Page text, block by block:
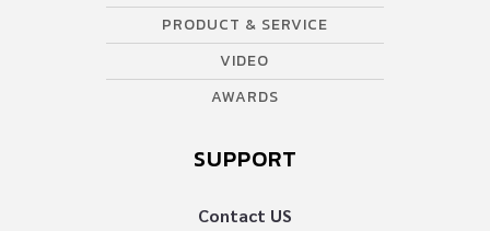
PRODUCT & SERVICE
VIDEO
AWARDS
SUPPORT
Contact US